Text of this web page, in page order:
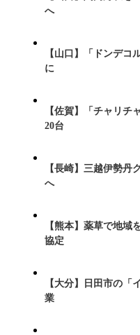
へ
【山口】「ドンデコ
に
【佐賀】「チャリチ
20台
【長崎】三越伊勢丹
へ
【熊本】薬草で地
協定
【大分】日田市の「
業